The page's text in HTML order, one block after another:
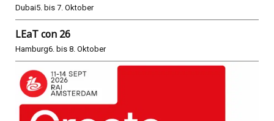
Dubai5. bis 7. Oktober
LEaT con 26
Hamburg6. bis 8. Oktober